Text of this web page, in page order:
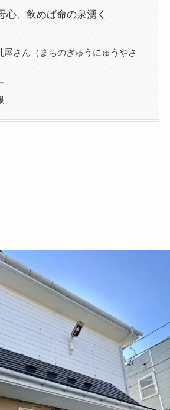
心、飲めば命の泉湧く
屋さん（まちのぎゅうにゅうやさ